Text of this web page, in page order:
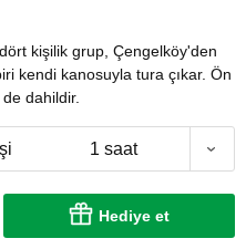
kişilik grup, Çengelköy'den
kendi kanosuyla tura çıkar. Ön
dahildir.
1 saat
Hediye et